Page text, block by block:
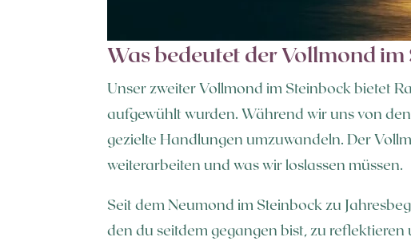
Was bedeutet der Vollmond
Unser zweiter Vollmond im Steinbock bietet
aufgewühlt wurden. Während wir uns von
gezielte Handlungen umzuwandeln. Der
weiterarbeiten und was wir loslassen müssen.
Seit dem Neumond im Steinbock zu
den du seitdem gegangen bist, zu